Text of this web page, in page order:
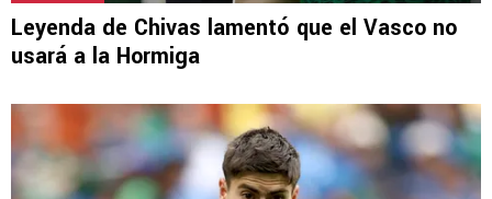
Leyenda de Chivas lamentó que el Vasco no
usará a la Hormiga